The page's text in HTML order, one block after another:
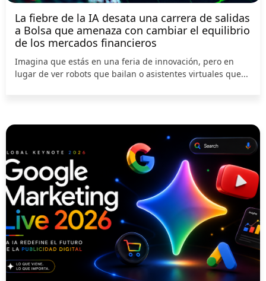
La fiebre de la IA desata una carrera de salidas
a Bolsa que amenaza con cambiar el equilibrio
de los mercados financieros
Imagina que estás en una feria de innovación, pero en
lugar de ver robots que bailan o asistentes virtuales que...